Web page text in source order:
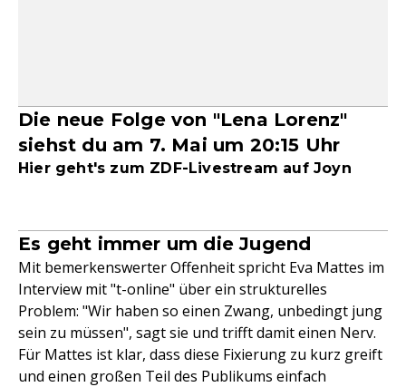
Die neue Folge von "Lena Lorenz"
siehst du am 7. Mai um 20:15 Uhr
Hier geht's zum ZDF-Livestream auf Joyn
Es geht immer um die Jugend
Mit bemerkenswerter Offenheit spricht Eva Mattes im
Interview mit "t-online" über ein strukturelles
Problem: "Wir haben so einen Zwang, unbedingt jung
sein zu müssen", sagt sie und trifft damit einen Nerv.
Für Mattes ist klar, dass diese Fixierung zu kurz greift
und einen großen Teil des Publikums einfach